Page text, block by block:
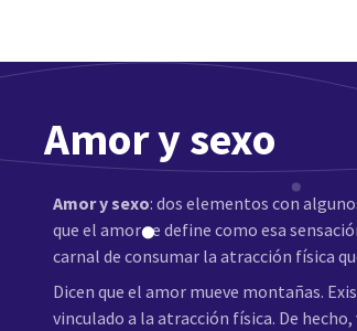
Amor y sexo
Amor y sexo: dos elementos con
que el amor se define como esa
carnal de consumar la atracción física
Dicen que el amor mueve montañas.
vinculado a la atracción física. De